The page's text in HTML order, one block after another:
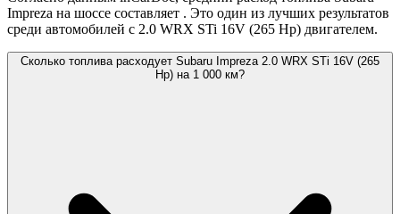
Impreza на шоссе составляет . Это один из лучших результатов
среди автомобилей с 2.0 WRX STi 16V (265 Hp) двигателем.
Сколько топлива расходует Subaru Impreza 2.0 WRX STi 16V (265
Hp) на 1 000 км?